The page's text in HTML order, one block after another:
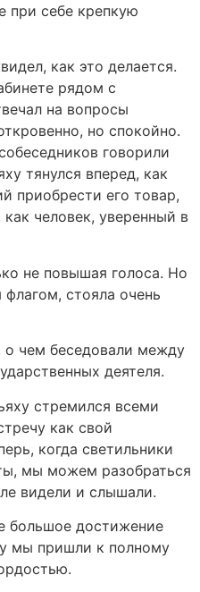
при себе крепкую
как это делается.
рядом с
на вопросы
но спокойно.
говорили
тянулся вперед, как
приобрести его товар,
человек, уверенный в
не повышая голоса. Но
стояла очень
о чем беседовали между
деятеля.
стремился всеми
как свой
когда светильники
мы можем разобраться
видели и слышали.
большое достижение
мы пришли к полному